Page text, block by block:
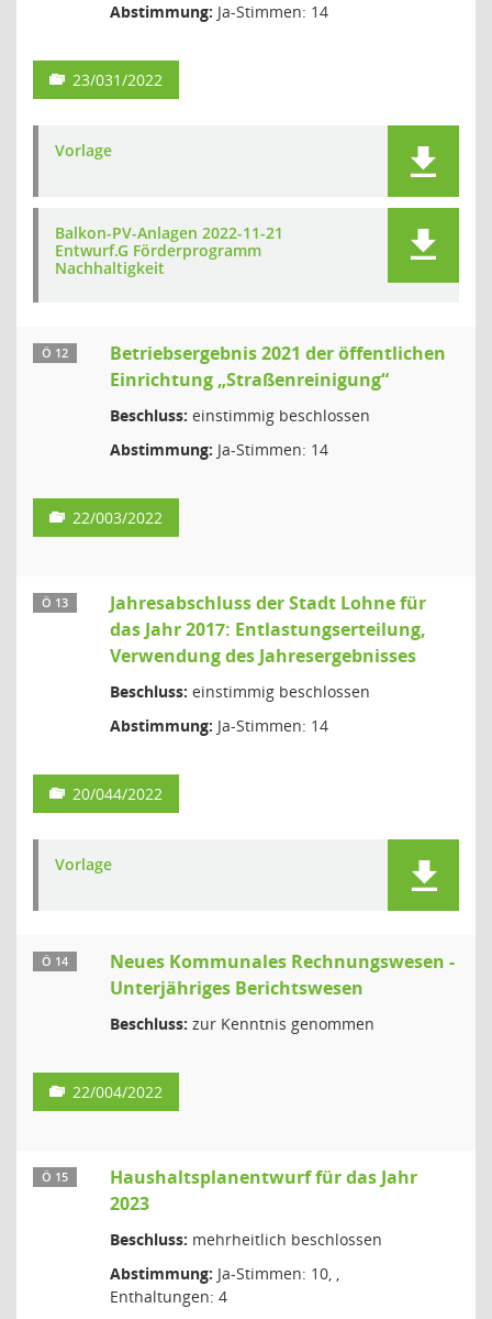
Abstimmung: Ja-Stimmen: 14
23/031/2022
Vorlage
Balkon-PV-Anlagen 2022-11-21
Entwurf.G Förderprogramm
Nachhaltigkeit
Ö 12
Betriebsergebnis 2021 der öffentlichen
Einrichtung „Straßenreinigung“
Beschluss: einstimmig beschlossen
Abstimmung: Ja-Stimmen: 14
22/003/2022
Ö 13
Jahresabschluss der Stadt Lohne für
das Jahr 2017: Entlastungserteilung,
Verwendung des Jahresergebnisses
Beschluss: einstimmig beschlossen
Abstimmung: Ja-Stimmen: 14
20/044/2022
Vorlage
Ö 14
Neues Kommunales Rechnungswesen -
Unterjähriges Berichtswesen
Beschluss: zur Kenntnis genommen
22/004/2022
Ö 15
Haushaltsplanentwurf für das Jahr
2023
Beschluss: mehrheitlich beschlossen
Abstimmung: Ja-Stimmen: 10, ,
Enthaltungen: 4